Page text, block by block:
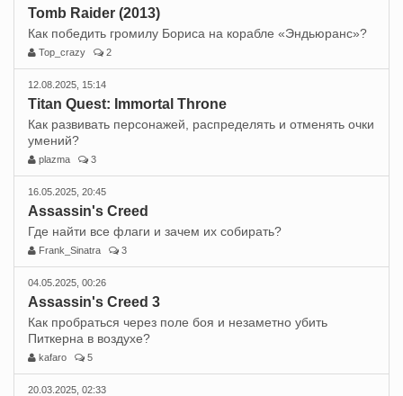
Tomb Raider (2013)
Как победить громилу Бориса на корабле «Эндьюранс»?
Top_crazy 2
12.08.2025, 15:14
Titan Quest: Immortal Throne
Как развивать персонажей, распределять и отменять очки
умений?
plazma 3
16.05.2025, 20:45
Assassin's Creed
Где найти все флаги и зачем их собирать?
Frank_Sinatra 3
04.05.2025, 00:26
Assassin's Creed 3
Как пробраться через поле боя и незаметно убить
Питкерна в воздухе?
kafaro 5
20.03.2025, 02:33